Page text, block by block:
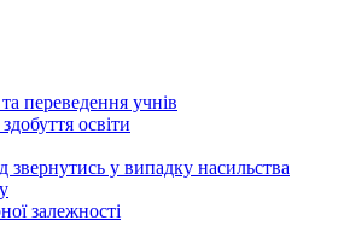
переведення учнів
освіти
звернутись у випадку насильства
залежності